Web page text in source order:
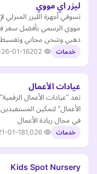
ليزر اي مووي
تسوقي أجهزة الليزر
مووي الرسمي بأفضل سعر
ذهبي وشحن مجاني وتقسيط
خدمات 01-16
عيادات الأعمال
تعد “عيادات الأعمال
الأعمال” لتمكين
في مجال ريادة الأعمال
خدمات 01-18
Kids Spot Nursery